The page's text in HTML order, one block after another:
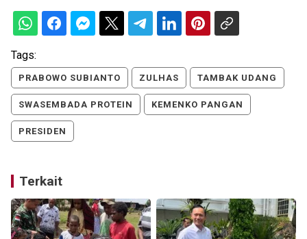
Tags:
PRABOWO SUBIANTO ZULHAS TAMBAK UDANG
SWASEMBADA PROTEIN KEMENKO PANGAN
PRESIDEN
Terkait